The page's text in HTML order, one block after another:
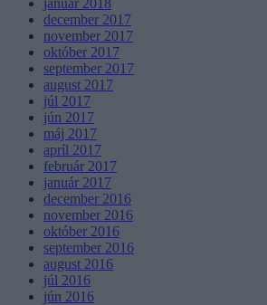
december 2017
november 2017
október 2017
september 2017
august 2017
júl 2017
jún 2017
máj 2017
apríl 2017
február 2017
január 2017
december 2016
november 2016
október 2016
september 2016
august 2016
júl 2016
jún 2016